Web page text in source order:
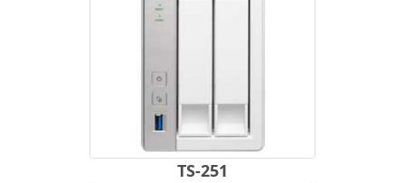
TS-251